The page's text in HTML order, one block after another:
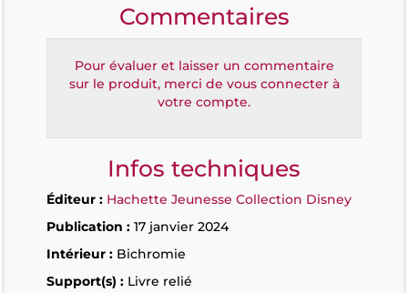
Commentaires
Pour évaluer et laisser un commentaire
sur le produit, merci de vous connecter à
votre compte.
Infos techniques
Éditeur : Hachette Jeunesse Collection Disney
Publication : 17 janvier 2024
Intérieur : Bichromie
Support(s) : Livre relié